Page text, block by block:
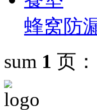
蜂窝防
sum 1 页：